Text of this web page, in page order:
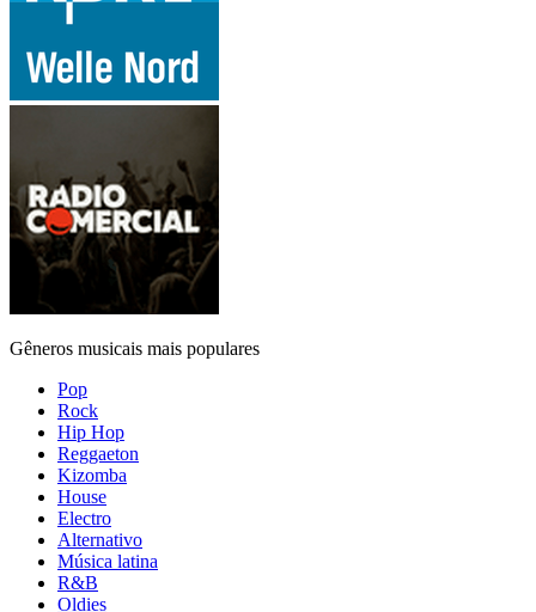
Gêneros musicais mais populares
Pop
Rock
Hip Hop
Reggaeton
Kizomba
House
Electro
Alternativo
Música latina
R&B
Oldies